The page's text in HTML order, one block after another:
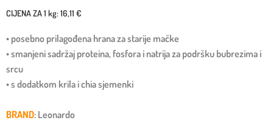
CIJENA ZA1 kg:16,11 €
• posebno prilagođena hrana za starije mačke
• smanjeni sadržaj proteina, fosfora i natrija za podršku bubrezima i
srcu
• s dodatkom krila i chia sjemenki
BRAND: Leonardo